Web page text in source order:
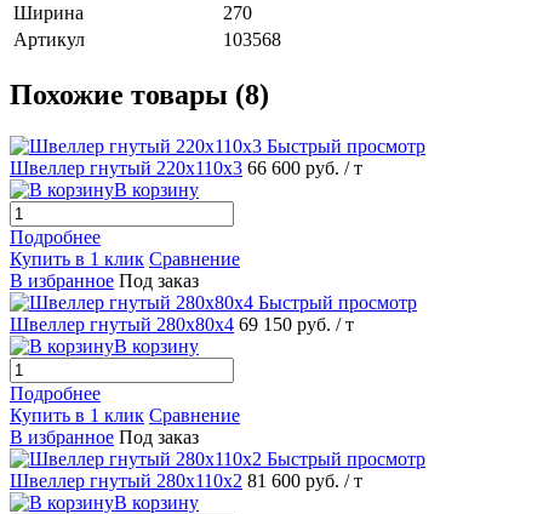
Ширина
270
Артикул
103568
Похожие товары (8)
Быстрый просмотр
Швеллер гнутый 220х110х3 66 600 руб. / т
В корзину
Подробнее
Купить в 1 клик Сравнение
В избранное Под заказ
Быстрый просмотр
Швеллер гнутый 280х80х4 69 150 руб. / т
В корзину
Подробнее
Купить в 1 клик Сравнение
В избранное Под заказ
Быстрый просмотр
Швеллер гнутый 280х110х2 81 600 руб. / т
В корзину